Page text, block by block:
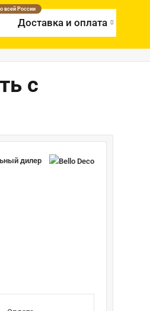
Доставка и оплата
всей России
с
дилер